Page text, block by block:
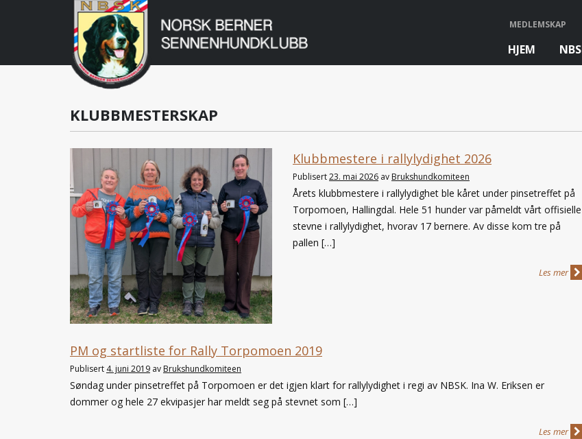
Norsk
Berner
Sennenhundklubb
MEDLEMSKAP
HJEM
KLUBBMESTERSKAP
Klubbmestere i rallylydighet 2026
Publisert23. mai 2026 av Brukshundkomiteen
Årets klubbmestere i rallylydighet ble kåret under pinsetreffet på
Torpomoen, Hallingdal. Hele 51 hunder var påmeldt vårt offisielle
stevne i rallylydighet, hvorav 17 bernere. Av disse kom tre på
pallen […]
Les mer
PM og startliste for Rally Torpomoen 2019
Publisert 4. juni 2019 av Brukshundkomiteen
Søndag under pinsetreffet på Torpomoen er det igjen klart for rallylydighet i regi av NBSK. Ina W. Eriksen er
dommer og hele 27 ekvipasjer har meldt seg på stevnet som […]
Les mer